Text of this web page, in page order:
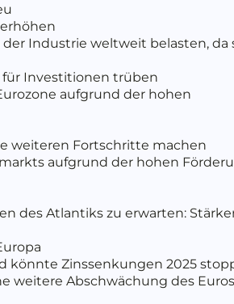
Industrie weltweit belasten, da
Investitionen trüben
aufgrund der hohen
weiteren Fortschritte machen
aufgrund der hohen
des Atlantiks zu erwarten:
könnte Zinssenkungen 2025
weitere Abschwächung des Euros